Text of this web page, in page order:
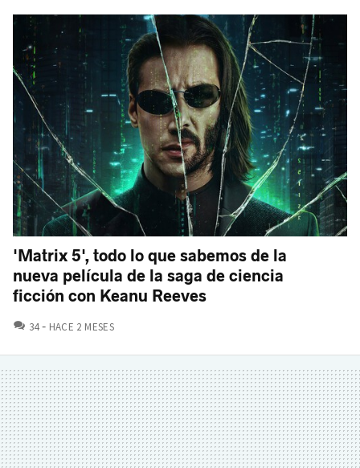
'Matrix 5', todo lo que sabemos de la
nueva película de la saga de ciencia
ficción con Keanu Reeves
34 COMENTARIOS
HACE 2 MESES